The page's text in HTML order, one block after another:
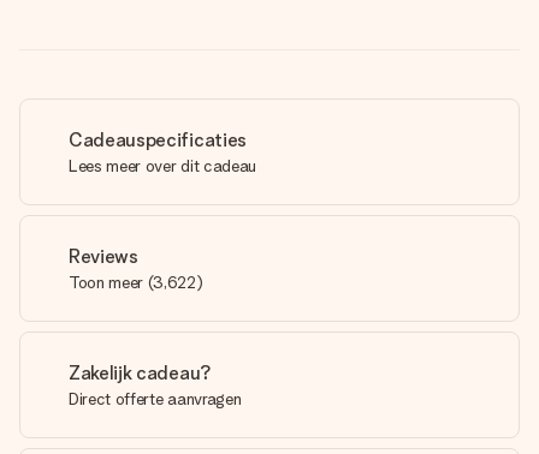
Cadeauspecificaties
Lees meer over dit cadeau
Reviews
Toon meer (3,622)
Zakelijk cadeau?
Direct offerte aanvragen